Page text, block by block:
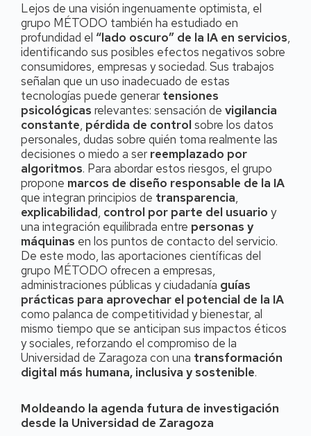
Lejos de una visión ingenuamente optimista, el
grupo MÉTODO también ha estudiado en
profundidad el “lado oscuro” de la IA en servicios,
identificando sus posibles efectos negativos sobre
consumidores, empresas y sociedad. Sus trabajos
señalan que un uso inadecuado de estas
tecnologías puede generar tensiones
psicológicas relevantes: sensación de vigilancia
constante, pérdida de control sobre los datos
personales, dudas sobre quién toma realmente las
decisiones o miedo a ser reemplazado por
algoritmos. Para abordar estos riesgos, el grupo
propone marcos de diseño responsable de la IA
que integran principios de transparencia,
explicabilidad, control por parte del usuario y
una integración equilibrada entre personas y
máquinas en los puntos de contacto del servicio.
De este modo, las aportaciones científicas del
grupo MÉTODO ofrecen a empresas,
administraciones públicas y ciudadanía guías
prácticas para aprovechar el potencial de la IA
como palanca de competitividad y bienestar, al
mismo tiempo que se anticipan sus impactos éticos
y sociales, reforzando el compromiso de la
Universidad de Zaragoza con una transformación
digital más humana, inclusiva y sostenible.
Moldeando la agenda futura de investigación
desde la Universidad de Zaragoza